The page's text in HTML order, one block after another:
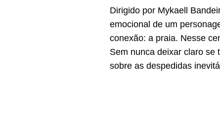
Dirigido por Mykaell
emocional de um
conexão: a praia. Nesse
Sem nunca deixar claro se
sobre as despedidas